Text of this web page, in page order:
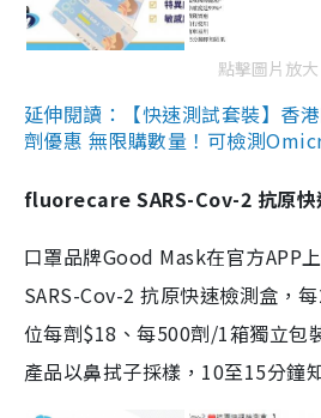
點擊圖片放大
延伸閱讀：【快速測試套裝】香
劑優惠 無限購數量！可檢測
fluorecare SARS-Cov-2 抗原快
口罩品牌Good Mask在官方APP
SARS-Cov-2 抗原快速檢測盒，
位每劑$18、每500劑/1箱獨立包
產品以鼻拭子採樣，10至15分鐘